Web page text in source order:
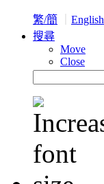
繁/簡 English
搜尋
Move
Close